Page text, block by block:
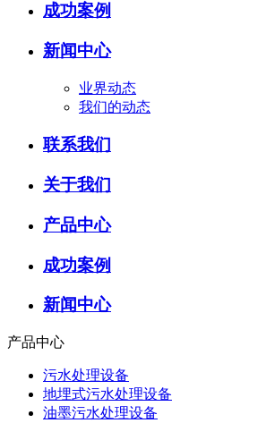
成功案例
新闻中心
业界动态
我们的动态
联系我们
关于我们
产品中心
成功案例
新闻中心
产品中心
污水处理设备
地埋式污水处理设备
油墨污水处理设备